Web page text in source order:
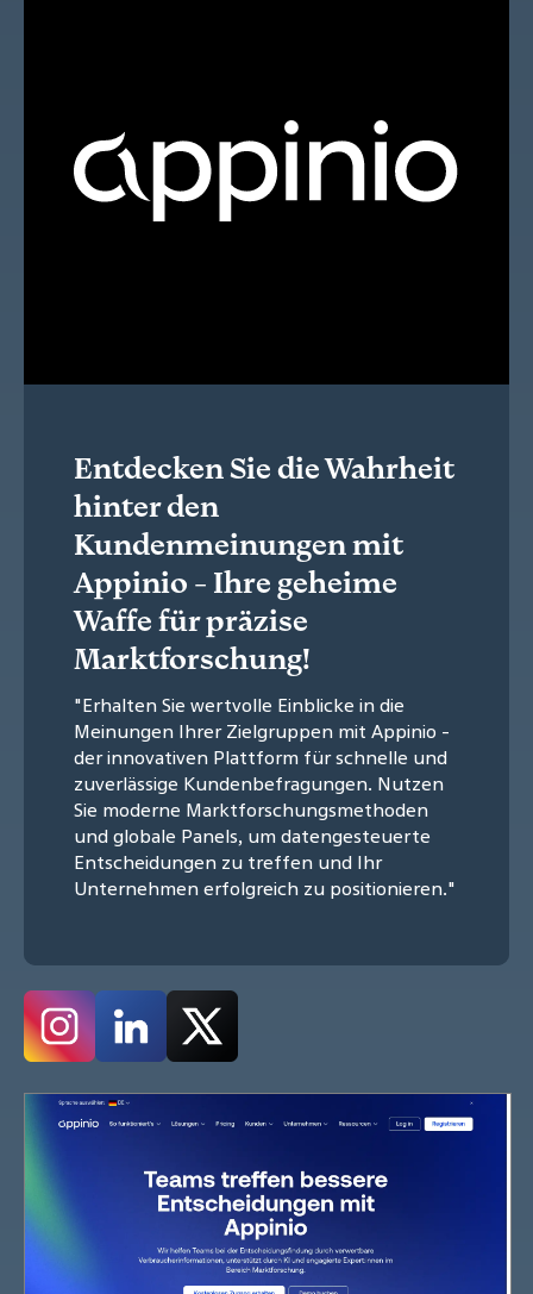
Entdecken Sie die Wahrheit
hinter den
Kundenmeinungen mit
Appinio - Ihre geheime
Waffe für präzise
Marktforschung!
"Erhalten Sie wertvolle Einblicke in die
Meinungen Ihrer Zielgruppen mit Appinio -
der innovativen Plattform für schnelle und
zuverlässige Kundenbefragungen. Nutzen
Sie moderne Marktforschungsmethoden
und globale Panels, um datengesteuerte
Entscheidungen zu treffen und Ihr
Unternehmen erfolgreich zu positionieren."